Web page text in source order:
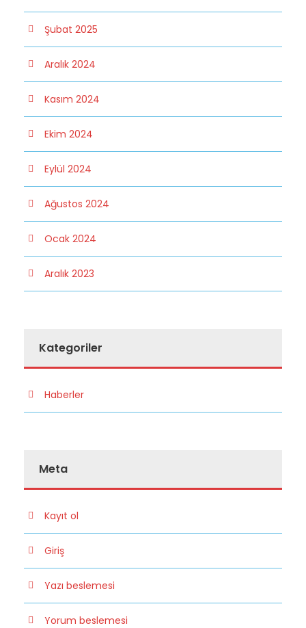
Şubat 2025
Aralık 2024
Kasım 2024
Ekim 2024
Eylül 2024
Ağustos 2024
Ocak 2024
Aralık 2023
Kategoriler
Haberler
Meta
Kayıt ol
Giriş
Yazı beslemesi
Yorum beslemesi